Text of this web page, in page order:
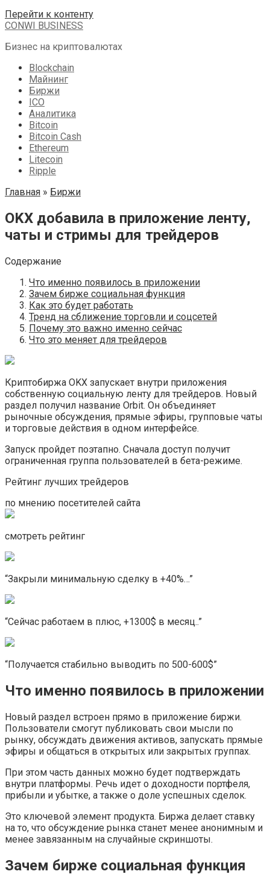
Перейти к контенту
CONWI BUSINESS
Бизнес на криптовалютах
Blockchain
Майнинг
Биржи
ICO
Аналитика
Bitcoin
Bitcoin Cash
Ethereum
Litecoin
Ripple
Главная » Биржи
OKX добавила в приложение ленту,
чаты и стримы для трейдеров
Содержание
Что именно появилось в приложении
Зачем бирже социальная функция
Как это будет работать
Тренд на сближение торговли и соцсетей
Почему это важно именно сейчас
Что это меняет для трейдеров
Криптобиржа OKX запускает внутри приложения
собственную социальную ленту для трейдеров. Новый
раздел получил название Orbit. Он объединяет
рыночные обсуждения, прямые эфиры, групповые чаты
и торговые действия в одном интерфейсе.
Запуск пройдет поэтапно. Сначала доступ получит
ограниченная группа пользователей в бета-режиме.
Рейтинг лучших трейдеров
по мнению посетителей сайта
смотреть рейтинг
“Закрыли минимальную сделку в +40%…”
“Сейчас работаем в плюс, +1300$ в месяц..”
“Получается стабильно выводить по 500-600$”
Что именно появилось в приложении
Новый раздел встроен прямо в приложение биржи.
Пользователи смогут публиковать свои мысли по
рынку, обсуждать движения активов, запускать прямые
эфиры и общаться в открытых или закрытых группах.
При этом часть данных можно будет подтверждать
внутри платформы. Речь идет о доходности портфеля,
прибыли и убытке, а также о доле успешных сделок.
Это ключевой элемент продукта. Биржа делает ставку
на то, что обсуждение рынка станет менее анонимным и
менее завязанным на случайные скриншоты.
Зачем бирже социальная функция